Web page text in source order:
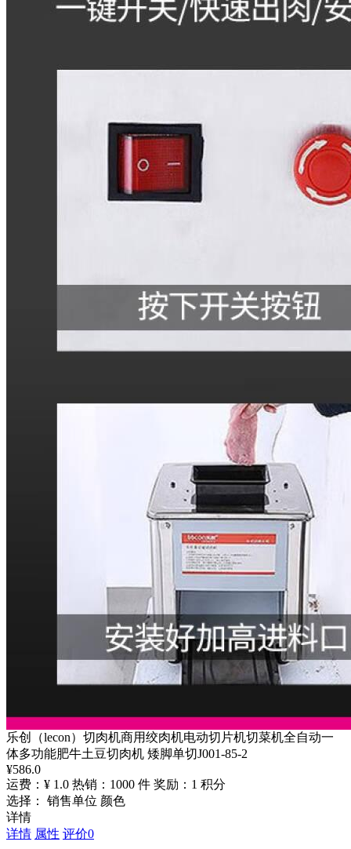
乐创（lecon）切肉机商用绞肉机电动切片机切菜机全自动一
体多功能肥牛土豆切肉机 矮脚单切J001-85-2
¥586.0
运费：¥ 1.0 热销：1000 件 奖励：1 积分
选择： 销售单位 颜色
详情
详情 属性 评价0